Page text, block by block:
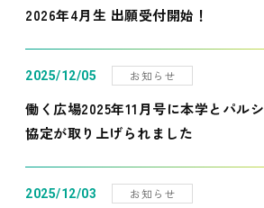
2026年4月生 出願受付開始！
2025/12/05 お知らせ
働く広場2025年11月号に本学とパル
協定が取り上げられました
2025/12/03 お知らせ